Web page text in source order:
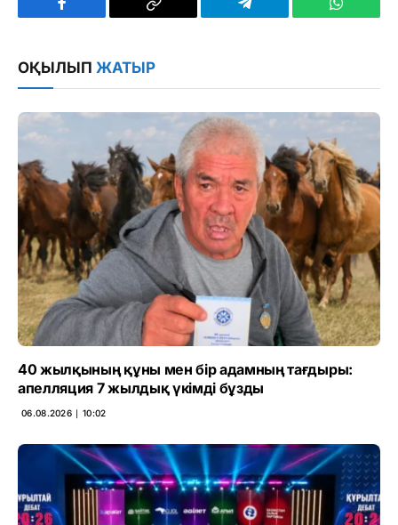
Facebook
Copy
Telegram
ОҚЫЛЫП ЖАТЫР
40 жылқының құны мен бір адамның тағдыры:
апелляция 7 жылдық үкімді бұзды
06.08.2026 ∣ 10:02